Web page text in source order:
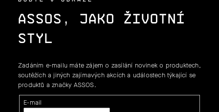
ASSOS, JAKO ŽIVOTNÍ
STYL
Zadáním e-mailu máte zájem o zasílání novinek o produktech,
soutěžích a jiných zajímavých akcích a událostech týkající se
produktů a značky ASSOS.
E-mail